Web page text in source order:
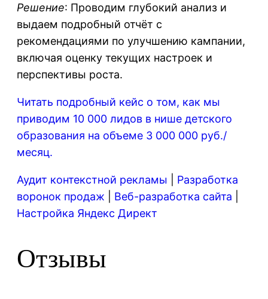
Решение: Проводим глубокий анализ и
выдаем подробный отчёт с
рекомендациями по улучшению кампании,
включая оценку текущих настроек и
перспективы роста.
Читать подробный кейс о том, как мы
приводим 10 000 лидов в нише детского
образования на объеме 3 000 000 руб./
месяц.
Аудит контекстной рекламы
Разработка
воронок продаж
Веб-разработка сайта
Настройка Яндекс Директ
Отзывы